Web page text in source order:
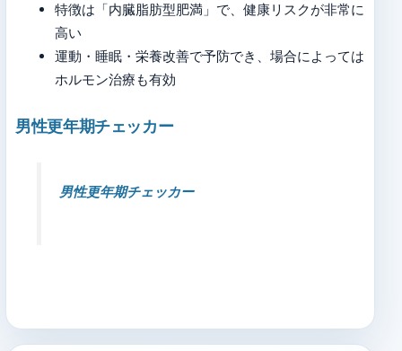
特徴は「内臓脂肪型肥満」で、健康リスクが非常に
高い
運動・睡眠・栄養改善で予防でき、場合によっては
ホルモン治療も有効
男性更年期チェッカー
男性更年期チェッカー